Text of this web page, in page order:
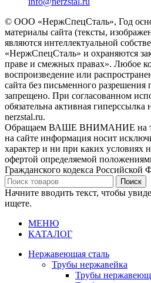
© ООО «НержСпецСталь», Год
материалы сайта (тексты,
являются интеллектуальной
«НержСпецСталь» и охраняются
праве и смежных правах». Любое
воспроизведение или
сайта без письменного разрешения
запрещено. При согласованном
обязательна активная
nerzstal.ru.
Обращаем ВАШЕ ВНИМАНИЕ на то,
на сайте информация носит
характер и ни при каких условиях
офертой определяемой
Гражданского кодекса Российской
Поиск
Начните вводить текст, чтобы
ищете.
МЕНЮ
КАТАЛОГ
Нержавеющая сталь
Трубы нержавейка
Трубы